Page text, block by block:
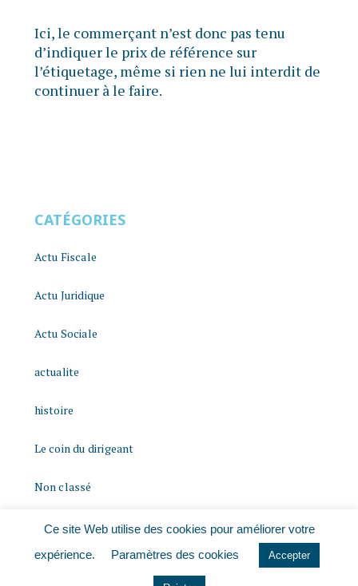
Ici, le commerçant n’est donc pas tenu
d’indiquer le prix de référence sur
l’étiquetage, même si rien ne lui interdit de
continuer à le faire.
CATÉGORIES
Actu Fiscale
Actu Juridique
Actu Sociale
actualite
histoire
Le coin du dirigeant
Non classé
quizz
Ce site Web utilise des cookies pour améliorer votre
expérience.
Paramètres des cookies Accepter